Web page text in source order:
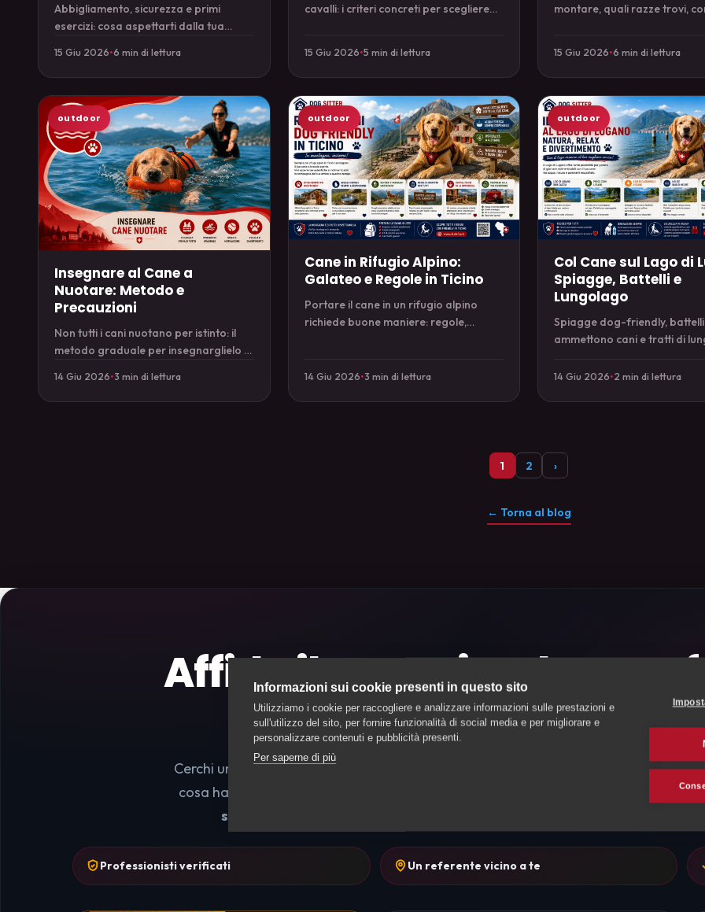
Abbigliamento, sicurezza e primi
esercizi: cosa aspettarti dalla tua
prepararti.
15 Giu 2026•6 min di lettura
cavalli: i criteri concreti per scegliere
15 Giu 2026•5 min di lettura
montare, quali razze trovi,
15 Giu 2026•6 min di lettura
outdoor
Insegnare al Cane a
Nuotare: Metodo e
Precauzioni
Non tutti i cani nuotano per istinto: il
metodo graduale per insegnarglielo e
14 Giu 2026•3 min di lettura
outdoor
Cane in Rifugio Alpino:
Galateo e Regole in Ticino
Portare il cane in un rifugio alpino
richiede buone maniere: regole,
14 Giu 2026•3 min di lettura
outdoor
Col Cane sul Lago di
Spiagge, Battelli e
Lungolago
Spiagge dog-friendly,
ammettono cani e tratti di
14 Giu 2026•2 min di lettura
1 2 ›
← Torna al blog
Affida il tuo animale a
verificati in
Cerchi un dog sitter, una pensione, un educatore o un toelettatore di fiducia nel
cosa hai bisogno: ti mettiamo in contatto con professionisti verificati vicino a te. Il
senza impegno
; le indicazioni di prezzo sono di massima in CHF dopo una
Professionisti verificati Un referente vicino a te
Informazioni sui cookie presenti in questo sito
Utilizziamo i cookie per raccogliere e analizzare informazioni sulle prestazioni e
sull'utilizzo del sito, per fornire funzionalità di social media e per migliorare e
personalizzare contenuti e pubblicità presenti.
Per saperne di più